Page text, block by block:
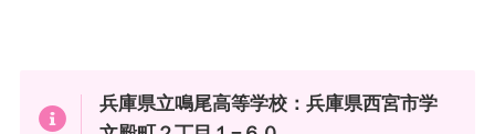
兵庫県立鳴尾高等学校 ：兵庫県西宮市学